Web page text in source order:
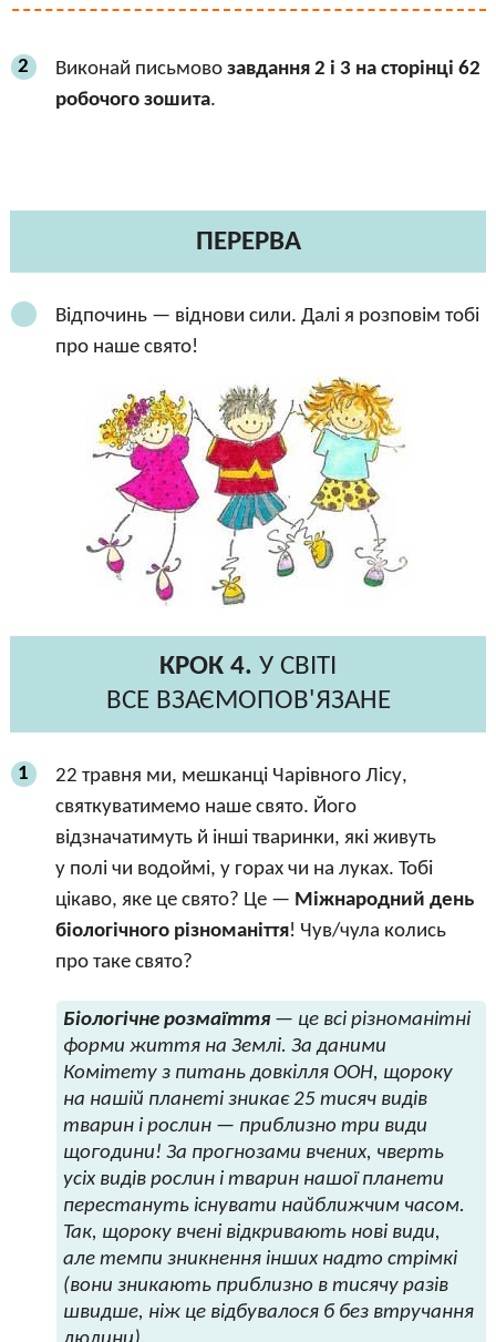
2 Виконай письмово завдання 2 і 3 на сторінці 62
робочого зошита.
ПЕРЕРВА
Відпочинь — віднови сили. Далі я розповім тобі
про наше свято!
КРОК 4. У СВІТІ
ВСЕ ВЗАЄМОПОВ'ЯЗАНЕ
1
22 травня ми, мешканці Чарівного Лісу,
святкуватимемо наше свято. Його
відзначатимуть й інші тваринки, які живуть
у полі чи водоймі, у горах чи на луках. Тобі
цікаво, яке це свято? Це — Міжнародний день
біологічного різноманіття! Чув/чула колись
про таке свято?
Біологічне розмаїття— це всі різноманітні
форми життя на Землі. За даними
Комітету з питань довкілля ООН, щороку
на нашій планеті зникає 25 тисяч видів
тварин і рослин — приблизно три види
щогодини! За прогнозами вчених, чверть
усіх видів рослин і тварин нашої планети
перестануть існувати найближчим часом.
Так, щороку вчені відкривають нові види,
але темпи зникнення інших надто стрімкі
(вони зникають приблизно в тисячу разів
швидше, ніж це відбувалося б без втручання